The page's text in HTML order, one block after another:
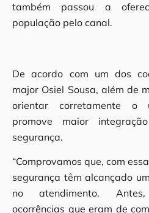
também passou a
população pelo canal.
De acordo com um dos
major Osiel Sousa, além de
orientar corretamente o
promove maior
segurança.
“Comprovamos que, com
segurança têm alcançado
no atendimento.
ocorrências que eram de